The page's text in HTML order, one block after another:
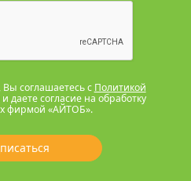
соглашаетесь с Политикой
и даете согласие на обработку
фирмой «АЙТОБ».